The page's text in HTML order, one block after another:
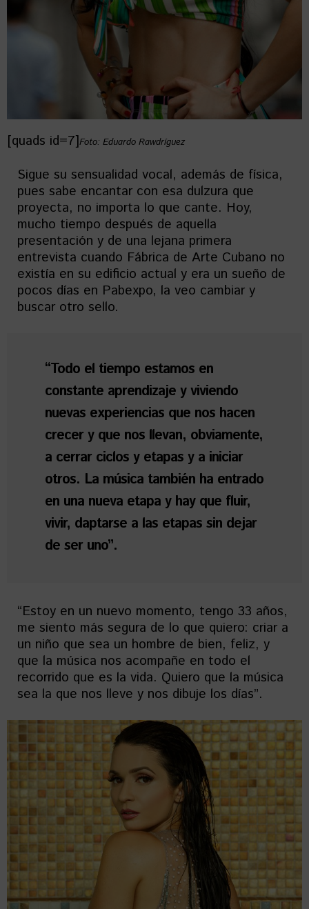
[quads id=7]Foto: Eduardo Rawdríguez
Sigue su sensualidad vocal, además de física,
pues sabe encantar con esa dulzura que
proyecta, no importa lo que cante. Hoy,
mucho tiempo después de aquella
presentación y de una lejana primera
entrevista cuando Fábrica de Arte Cubano no
existía en su edificio actual y era un sueño de
pocos días en Pabexpo, la veo cambiar y
buscar otro sello.
“Todo el tiempo estamos en
constante aprendizaje y viviendo
nuevas experiencias que nos hacen
crecer y que nos llevan, obviamente,
a cerrar ciclos y etapas y a iniciar
otros. La música también ha entrado
en una nueva etapa y hay que fluir,
vivir, daptarse a las etapas sin dejar
de ser uno”.
“Estoy en un nuevo momento, tengo 33 años,
me siento más segura de lo que quiero: criar a
un niño que sea un hombre de bien, feliz, y
que la música nos acompañe en todo el
recorrido que es la vida. Quiero que la música
sea la que nos lleve y nos dibuje los días”.